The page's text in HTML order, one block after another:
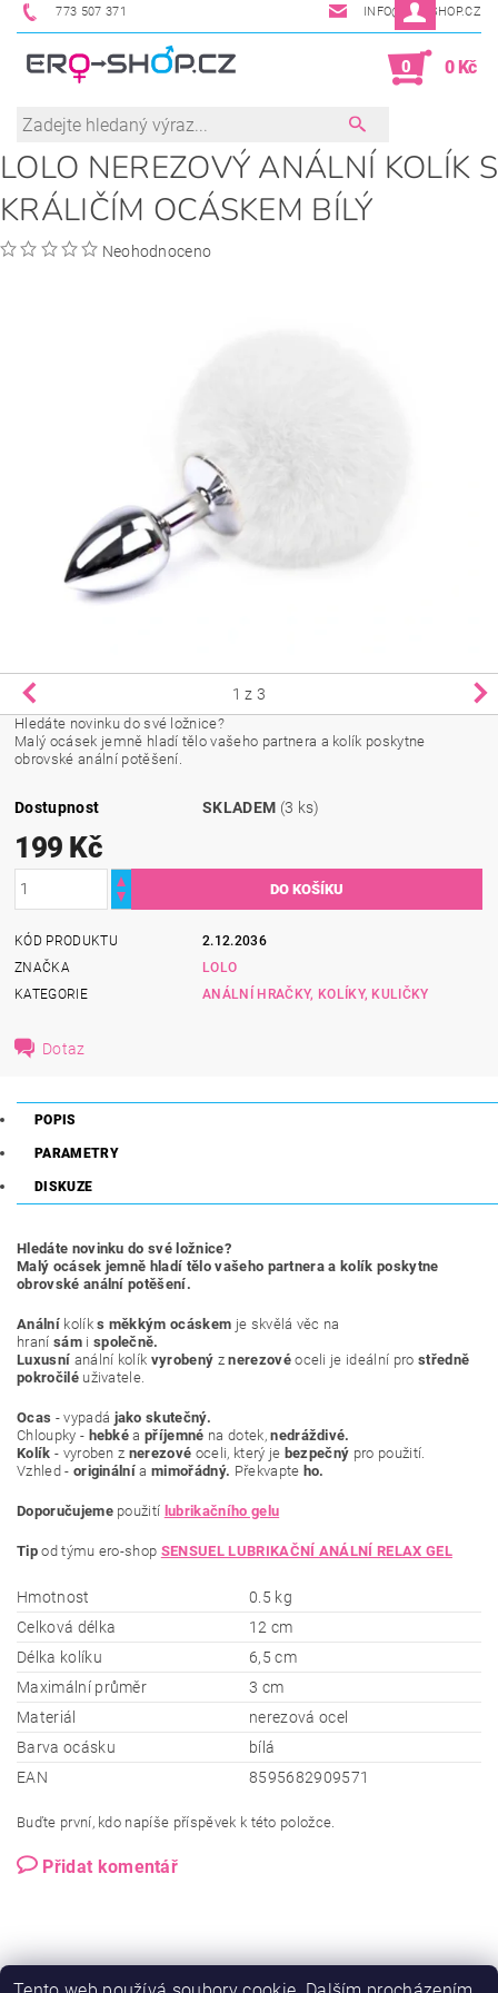
773 507 371 INFO@ERO-SHOP.CZ
0 0 Kč
LOLO NEREZOVÝ ANÁLNÍ KOLÍK S
KRÁLIČÍM OCÁSKEM BÍLÝ
Neohodnoceno
1 z 3
Hledáte novinku do své ložnice?
Malý ocásek jemně hladí tělo vašeho partnera a kolík poskytne
obrovské anální potěšení.
Dostupnost SKLADEM (3 ks)
199 Kč
KÓD PRODUKTU
2.12.2036
ZNAČKA
LOLO
KATEGORIE
ANÁLNÍ HRAČKY, KOLÍKY, KULIČKY
Dotaz
POPIS
PARAMETRY
DISKUZE
Hledáte novinku do své ložnice?
Malý ocásek jemně hladí tělo vašeho partnera a kolík poskytne
obrovské anální potěšení.
Anální kolík s měkkým ocáskem je skvělá věc na
hraní sám i společně.
Luxusní anální kolík vyrobený z nerezové oceli je ideální pro středně
pokročilé uživatele.
Ocas - vypadá jako skutečný.
Chloupky - hebké a příjemné na dotek, nedráždivé.
Kolík - vyroben z nerezové oceli, který je bezpečný pro použití.
Vzhled - originální a mimořádný. Překvapte ho.
Doporučujeme použití lubrikačního gelu
Tip od týmu ero-shop SENSUEL LUBRIKAČNÍ ANÁLNÍ RELAX GEL
Hmotnost
0.5 kg
Celková délka
12 cm
Délka kolíku
6,5 cm
Maximální průměr
3 cm
Materiál
nerezová ocel
Barva ocásku
bílá
EAN
8595682909571
Buďte první, kdo napíše příspěvek k této položce.
Přidat komentář